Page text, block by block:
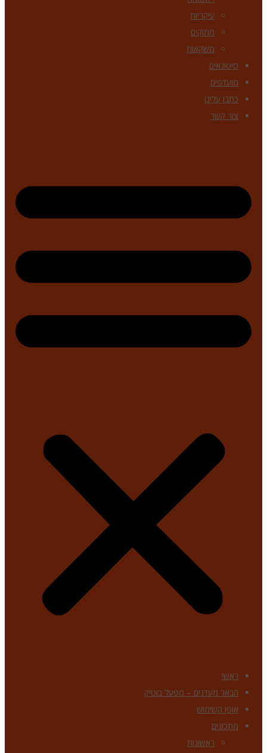
עיקריות
מתוקים
משקאות
סיטונאים
מועדפים
כתבו עלינו
צור קשר
ראשי
הבאר מעדנים – מפעל בוטיק
אופן השימוש
מתכונים
ראשונות